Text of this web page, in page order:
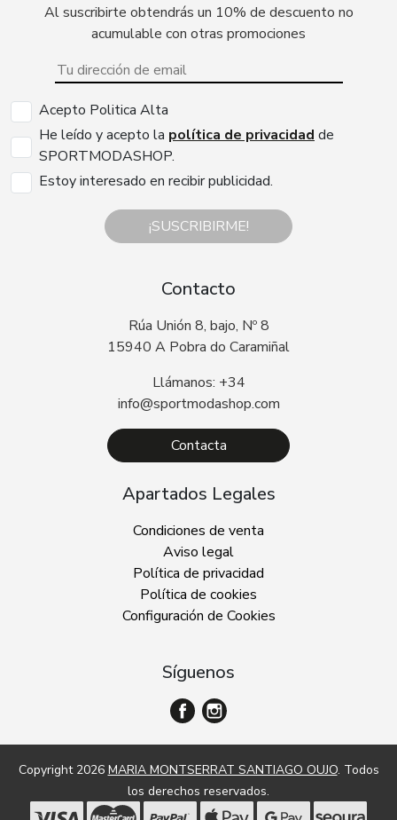
Al suscribirte obtendrás un 10% de descuento no
acumulable con otras promociones
Acepto Politica Alta
He leído y acepto la política de privacidad de
SPORTMODASHOP.
Estoy interesado en recibir publicidad.
¡SUSCRIBIRME!
Contacto
Rúa Unión 8, bajo, Nº 8
15940 A Pobra do Caramiñal
Llámanos: +34
info@sportmodashop.com
Contacta
Apartados Legales
Condiciones de venta
Aviso legal
Política de privacidad
Política de cookies
Configuración de Cookies
Síguenos
Copyright 2026 MARIA MONTSERRAT SANTIAGO OUJO. Todos
los derechos reservados.